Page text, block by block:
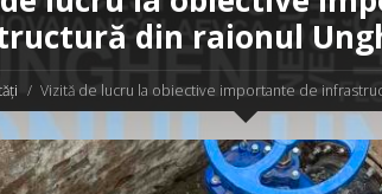
din raionul
Vizită de lucru la obiective importante de